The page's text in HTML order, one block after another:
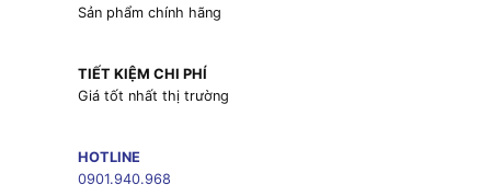
Sản phẩm chính hãng
TIẾT KIỆM CHI PHÍ
Giá tốt nhất thị trường
HOTLINE
0901.940.968